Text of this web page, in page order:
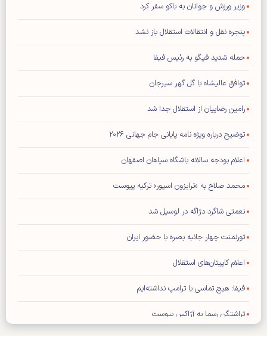
وزیر ورزش و جوانان به باکو سفر کرد
پنجره نقل و انتقالات استقلال باز نشد
حمله شدید فیگو به رئیس فیفا
توافق عالیشاه با گل گهر سیرجان
رامین رضاییان از استقلال جدا شد
توضیح درباره ویژه نامه پایانی جام جهانی ۲۰۲۶
اعلام بودجه سالانه باشگاه سپاهان اصفهان
محمد صلاح به «ترابزون اسپور» ترکیه پیوست
نعمتی شاگرد دژاگه در لوسیل شد
تورنمنت چهار جانبه بصره با حضور ایران
اعلام کاپیتان‌های استقلال
فیفا: هیچ تماسی با ترامپ نداشته‌ایم
تراشتگن رسما به آژاکس پیوست